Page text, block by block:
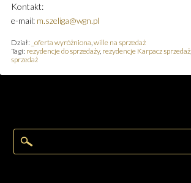
Kontakt:
e-mail: m.szeliga@wgn.pl
Dział: _oferta wyróżniona wille na sprzedaż
Tagi: rezydencje do sprzedaży, rezydencje Karpacz sprzedaż,
sprzedaż